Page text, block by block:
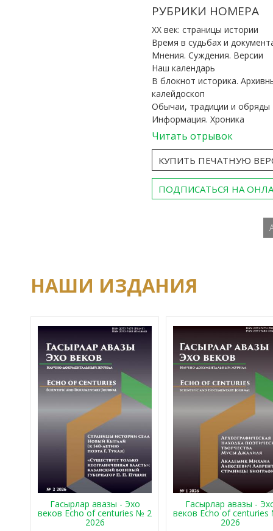
РУБРИКИ НОМЕРА
ХХ век: страницы истории
Время в судьбах и
Мнения. Суждения. Версии
Наш календарь
В блокнот историка.
калейдоскоп
Обычаи, традиции и обряды
Информация. Хроника
Читать отрывок
КУПИТЬ ПЕЧАТНУЮ
ПОДПИСАТЬСЯ НА
НАШИ ИЗДАНИЯ
Гасырлар авазы - Эхо
веков Echo of centuries № 2
2026
Гасырлар авазы -
веков Echo of
2026